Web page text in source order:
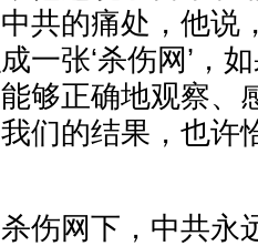
共的痛处，他说
一张‘杀伤网’，
够正确地观察、
们的结果，也许
伤网下，中共永